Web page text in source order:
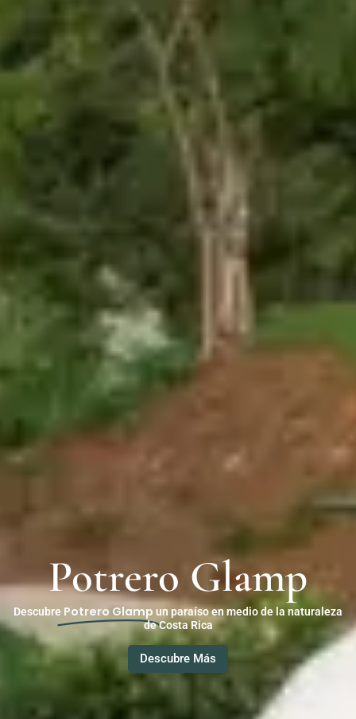
Potrero Glamp
Descubre Potrero Glamp un paraíso en medio de la naturaleza
de Costa Rica
Descubre Más